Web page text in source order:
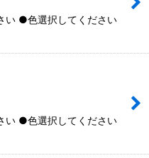
い ●色選択してください
い ●色選択してください